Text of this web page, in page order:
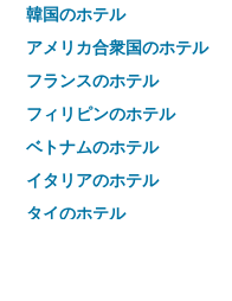
韓国のホテル
アメリカ合衆国のホテル
フランスのホテル
フィリピンのホテル
ベトナムのホテル
イタリアのホテル
タイのホテル